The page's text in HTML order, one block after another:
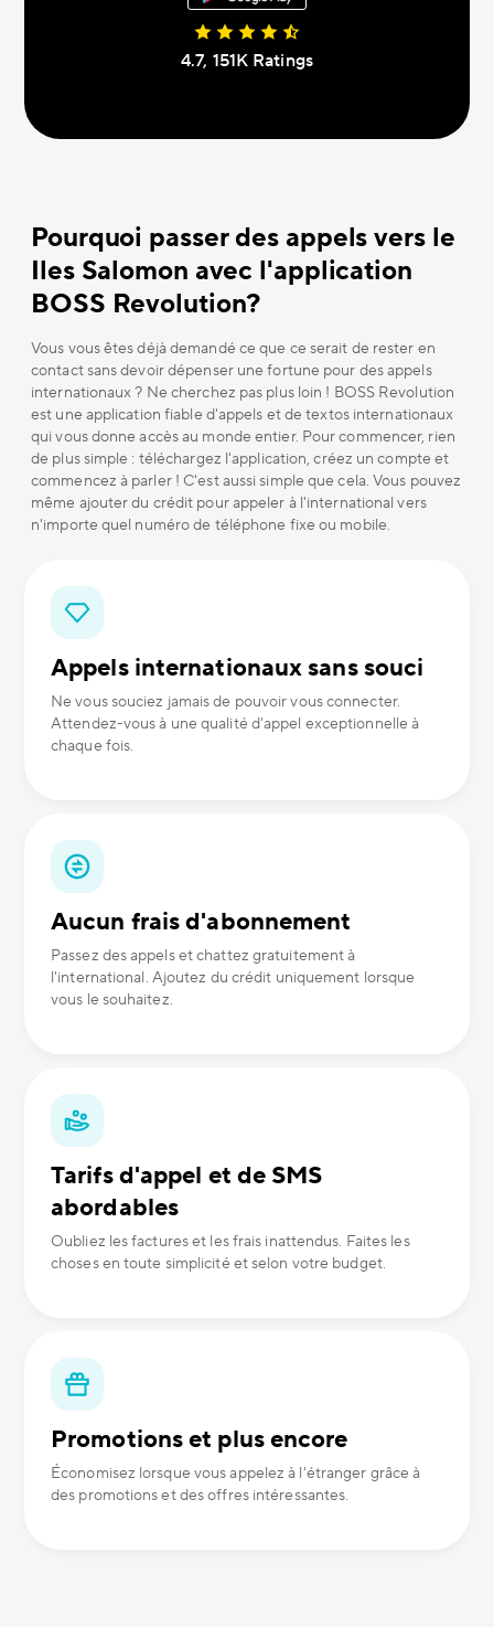
4.7, 151К Ratings
Pourquoi passer des appels vers le
Iles Salomon avec l'application
BOSS Revolution?
Vous vous êtes déjà demandé ce que ce serait de rester en
contact sans devoir dépenser une fortune pour des appels
internationaux ? Ne cherchez pas plus loin ! BOSS Revolution
est une application fiable d'appels et de textos internationaux
qui vous donne accès au monde entier. Pour commencer, rien
de plus simple : téléchargez l'application, créez un compte et
commencez à parler ! C'est aussi simple que cela. Vous pouvez
même ajouter du crédit pour appeler à l'international vers
n'importe quel numéro de téléphone fixe ou mobile.
Appels internationaux sans souci
Ne vous souciez jamais de pouvoir vous connecter.
Attendez-vous à une qualité d'appel exceptionnelle à
chaque fois.
Aucun frais d'abonnement
Passez des appels et chattez gratuitement à
l'international. Ajoutez du crédit uniquement lorsque
vous le souhaitez.
Tarifs d'appel et de SMS
abordables
Oubliez les factures et les frais inattendus. Faites les
choses en toute simplicité et selon votre budget.
Promotions et plus encore
Économisez lorsque vous appelez à l'étranger grâce à
des promotions et des offres intéressantes.